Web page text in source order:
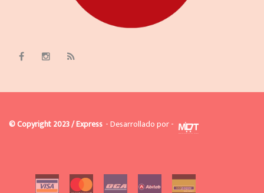
© Copyright 2023 / Express - Desarrollado por -